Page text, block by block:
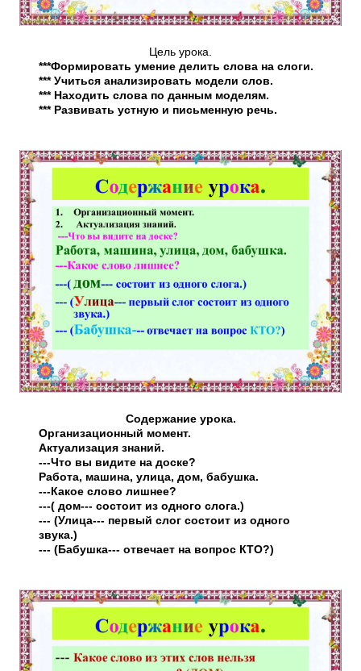
Цель урока.
***Формировать умение делить слова на слоги.
*** Учиться анализировать модели слов.
*** Находить слова по данным моделям.
*** Развивать устную и письменную речь.
Содержание урока.
Организационный момент.
Актуализация знаний.
---Что вы видите на доске?
Работа, машина, улица, дом, бабушка.
---Какое слово лишнее?
---( дом--- состоит из одного слога.)
--- (Улица--- первый слог состоит из одного
звука.)
--- (Бабушка--- отвечает на вопрос КТО?)